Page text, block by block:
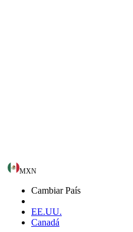
MXN
Cambiar País
EE.UU.
Canadá